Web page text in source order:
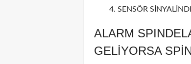
SENSÖR
ALARM
GELİYORSA